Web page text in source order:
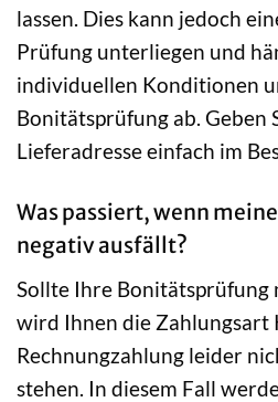
lassen. Dies kann jedoch
Prüfung unterliegen und
individuellen Konditionen
Bonitätsprüfung ab. Geben
Lieferadresse einfach im
Was passiert, wenn
negativ ausfällt?
Sollte Ihre Bonitätsprüfung
wird Ihnen die Zahlungsart
Rechnungzahlung leider
stehen. In diesem Fall